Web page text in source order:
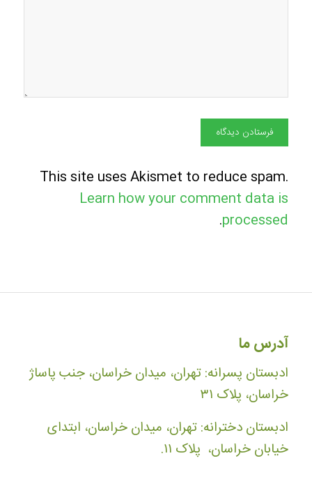
This site uses Akismet to reduce spam.
Learn how your comment data is
processed
.
آدرس ما
ادبستان پسرانه: تهران، میدان خراسان، جنب پاساژ
خراسان، پلاک ۳۱
ادبستان دخترانه: تهران، میدان خراسان، ابتدای
خیابان خراسان، پلاک ۱۱.